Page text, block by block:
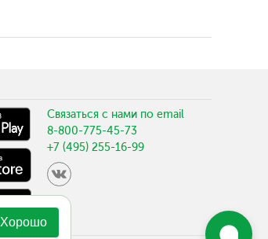
Хорошо
Связаться с нами по email
8-800-775-45-73
+7 (495) 255-16-99